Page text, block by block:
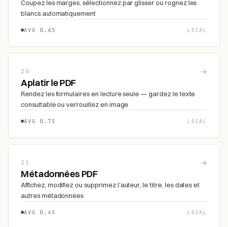
Coupez les marges, sélectionnez par glisser ou rognez les
blancs automatiquement
AVG 0.6S LOCAL
20 →
Aplatir le PDF
Rendez les formulaires en lecture seule — gardez le texte
consultable ou verrouillez en image
AVG 0.7S LOCAL
21 →
Métadonnées PDF
Affichez, modifiez ou supprimez l'auteur, le titre, les dates et
autres métadonnées
AVG 0.4S LOCAL